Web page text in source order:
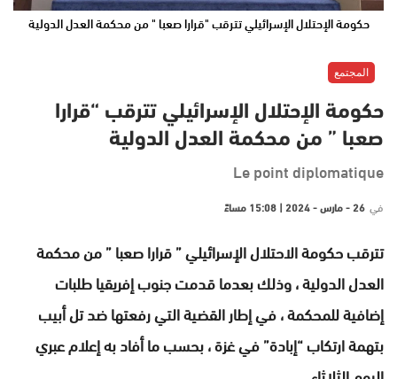
حكومة الإحتلال الإسرائيلي تترقب "قرارا صعبا " من محكمة العدل الدولية
المجتمع
حكومة الإحتلال الإسرائيلي تترقب “قرارا
صعبا ” من محكمة العدل الدولية
Le point diplomatique
في 26 - مارس - 2024 | 15:08 مساءً
تترقب حكومة الاحتلال الإسرائيلي ” قرارا صعبا ” من محكمة
العدل الدولية ، وذلك بعدما قدمت جنوب إفريقيا طلبات
إضافية للمحكمة ، في إطار القضية التي رفعتها ضد تل أبيب
بتهمة ارتكاب “إبادة” في غزة ، بحسب ما أفاد به إعلام عبري